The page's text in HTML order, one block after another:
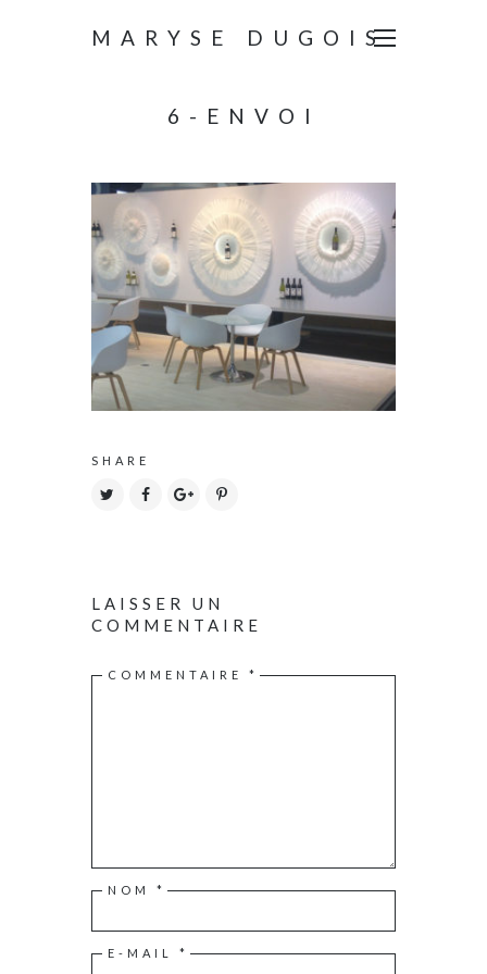
MARYSE DUGOIS
6-ENVOI
SHARE
LAISSER UN
COMMENTAIRE
COMMENTAIRE *
NOM *
E-MAIL *